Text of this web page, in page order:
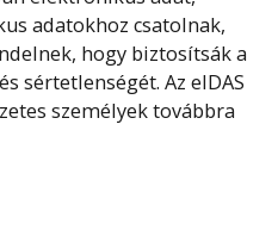
adatokhoz csatolnak,
hogy biztosítsák a
sértetlenségét. Az eIDAS
személyek továbbra